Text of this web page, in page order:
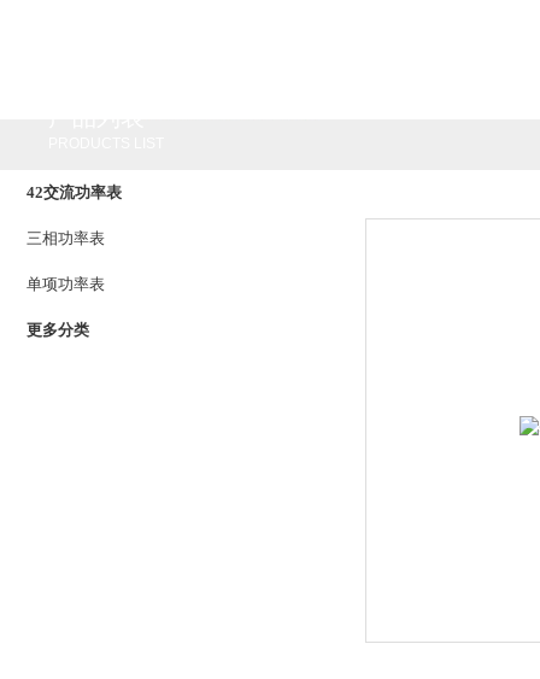
42交流功率表
三相功率表
单项功率表
更多分类